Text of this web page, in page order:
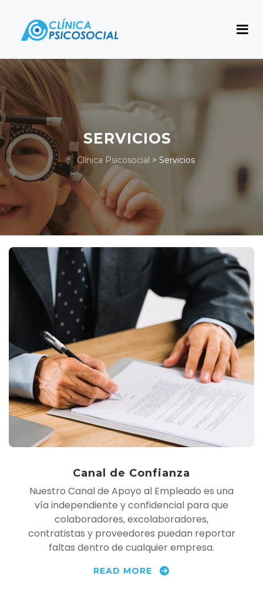
SERVICIOS
Clínica Psicosocial > Servicios
Canal de Confianza
Nuestro Canal de Apoyo al Empleado es una
vía independiente y confidencial para que
colaboradores, excolaboradores,
contratistas y proveedores puedan reportar
faltas dentro de cualquier empresa.
READ MORE